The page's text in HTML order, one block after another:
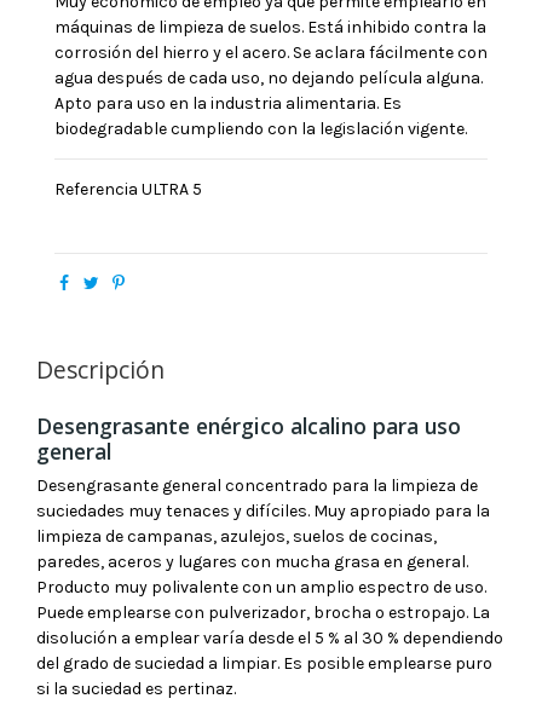
máquinas de limpieza de suelos. Está inhibido contra la
corrosión del hierro y el acero. Se aclara fácilmente con
agua después de cada uso, no dejando película alguna.
Apto para uso en la industria alimentaria. Es
biodegradable cumpliendo con la legislación vigente.
Referencia ULTRA 5
Descripción
Desengrasante enérgico alcalino para uso
general
Desengrasante general concentrado para la limpieza de
suciedades muy tenaces y difíciles. Muy apropiado para la
limpieza de campanas, azulejos, suelos de cocinas,
paredes, aceros y lugares con mucha grasa en general.
Producto muy polivalente con un amplio espectro de uso.
Puede emplearse con pulverizador, brocha o estropajo. La
disolución a emplear varía desde el 5 % al 30 % dependiendo
del grado de suciedad a limpiar. Es posible emplearse puro
si la suciedad es pertinaz.